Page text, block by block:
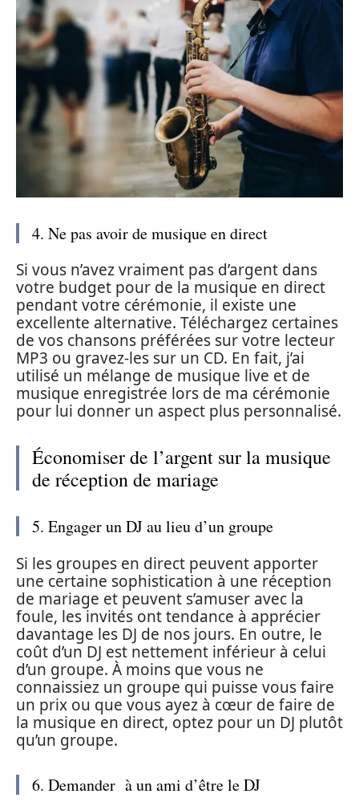
4. Ne pas avoir de musique en direct
Si vous n’avez vraiment pas d’argent dans
votre budget pour de la musique en direct
pendant votre cérémonie, il existe une
excellente alternative. Téléchargez certaines
de vos chansons préférées sur votre lecteur
MP3 ou gravez-les sur un CD. En fait, j’ai
utilisé un mélange de musique live et de
musique enregistrée lors de ma cérémonie
pour lui donner un aspect plus personnalisé.
Économiser de l’argent sur la musique
de réception de mariage
5. Engager un DJ au lieu d’un groupe
Si les groupes en direct peuvent apporter
une certaine sophistication à une réception
de mariage et peuvent s’amuser avec la
foule, les invités ont tendance à apprécier
davantage les DJ de nos jours. En outre, le
coût d’un DJ est nettement inférieur à celui
d’un groupe. À moins que vous ne
connaissiez un groupe qui puisse vous faire
un prix ou que vous ayez à cœur de faire de
la musique en direct, optez pour un DJ plutôt
qu’un groupe.
6. Demander à un ami d’être le DJ